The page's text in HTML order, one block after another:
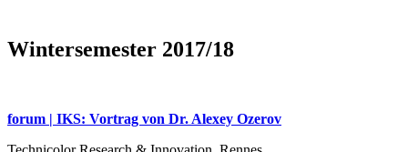
Wintersemester 2017/18
forum | IKS: Vortrag von Dr. Alexey Ozerov